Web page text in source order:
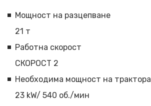
Мощност на разцепване
21 т
Работна скорост
СКОРОСТ 2
Необходима мощност на трактора
23 kW/ 540 об./мин